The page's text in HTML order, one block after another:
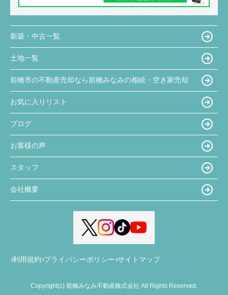
新築・中古一覧
土地一覧
前橋市の不動産売却なら前橋みなみの相続・空き家売却
お気に入りリスト
ブログ
お客様の声
スタッフ
会社概要
利用規約 プライバシーポリシー サイトマップ
Copyright(c) 前橋みなみ不動産株式会社 All Rights Reserved.